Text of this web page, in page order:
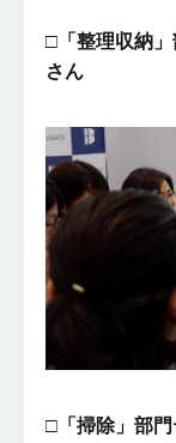
□「整理収納
さん
□「掃除」部